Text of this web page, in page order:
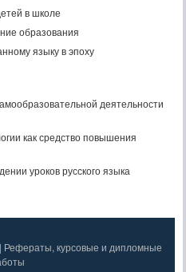
в школе
образования
языку в эпоху
деятельности
как средство повышения
уроков русского языка
Рефераты, курсовые и дипломные